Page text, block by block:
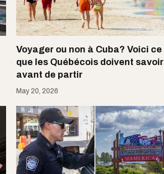
Voyager ou non à Cuba? Voici ce
que les Québécois doivent savoir
avant de partir
May 20, 2026